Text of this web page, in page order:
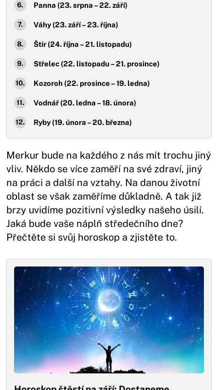
Panna (23. srpna – 22. září)
Váhy (23. září – 23. října)
Štír (24. října – 21. listopadu)
Střelec (22. listopadu – 21. prosince)
Kozoroh (22. prosince – 19. ledna)
Vodnář (20. ledna – 18. února)
Ryby (19. února – 20. března)
Merkur bude na každého z nás mít trochu jiný
vliv. Někdo se více zaměří na své zdraví, jiný
na práci a další na vztahy. Na danou životní
oblast se však zaměříme důkladně. A tak již
brzy uvidíme pozitivní výsledky našeho úsilí.
Jaká bude vaše náplň středečního dne?
Přečtěte si svůj horoskop a zjistěte to.